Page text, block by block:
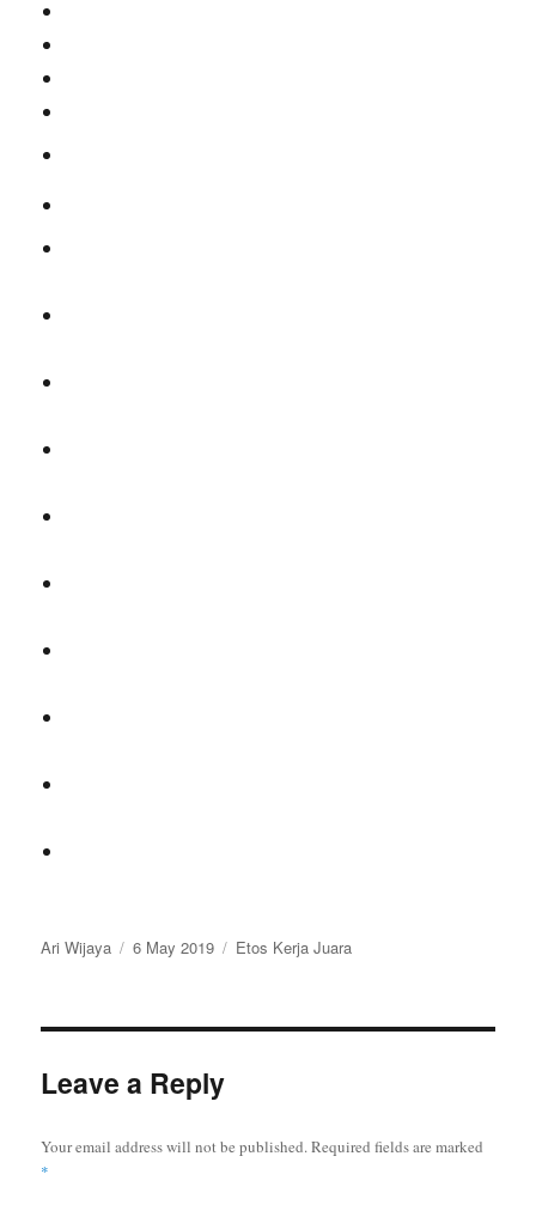
Author
Ari Wijaya
Posted
6 May 2019 Categories
Etos Kerja Juara
Leave a Reply
Your email address will not be published.Required fields are marked
*